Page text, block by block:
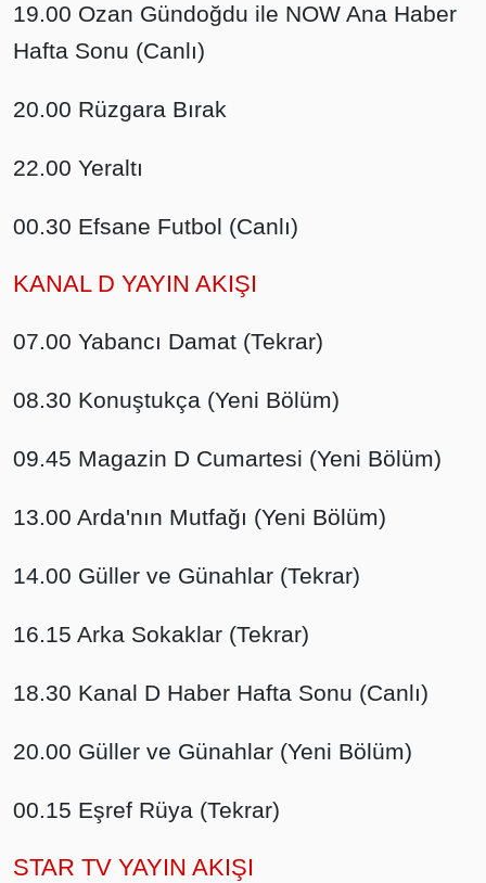
19.00 Ozan Gündoğdu ile NOW Ana Haber
Hafta Sonu (Canlı)
20.00 Rüzgara Bırak
22.00 Yeraltı
00.30 Efsane Futbol (Canlı)
KANAL D YAYIN AKIŞI
07.00 Yabancı Damat (Tekrar)
08.30 Konuştukça (Yeni Bölüm)
09.45 Magazin D Cumartesi (Yeni Bölüm)
13.00 Arda'nın Mutfağı (Yeni Bölüm)
14.00 Güller ve Günahlar (Tekrar)
16.15 Arka Sokaklar (Tekrar)
18.30 Kanal D Haber Hafta Sonu (Canlı)
20.00 Güller ve Günahlar (Yeni Bölüm)
00.15 Eşref Rüya (Tekrar)
STAR TV YAYIN AKIŞI